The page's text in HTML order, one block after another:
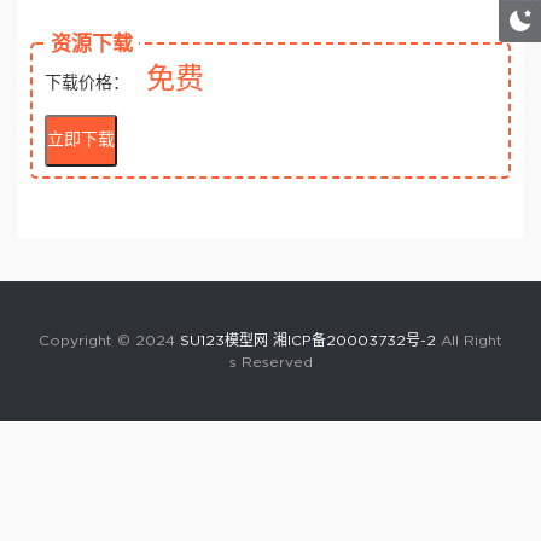
资源下载
下载价格： 免费
立即下载
Copyright © 2024 SU123模型网 湘ICP备20003732号-2 All Right
s Reserved